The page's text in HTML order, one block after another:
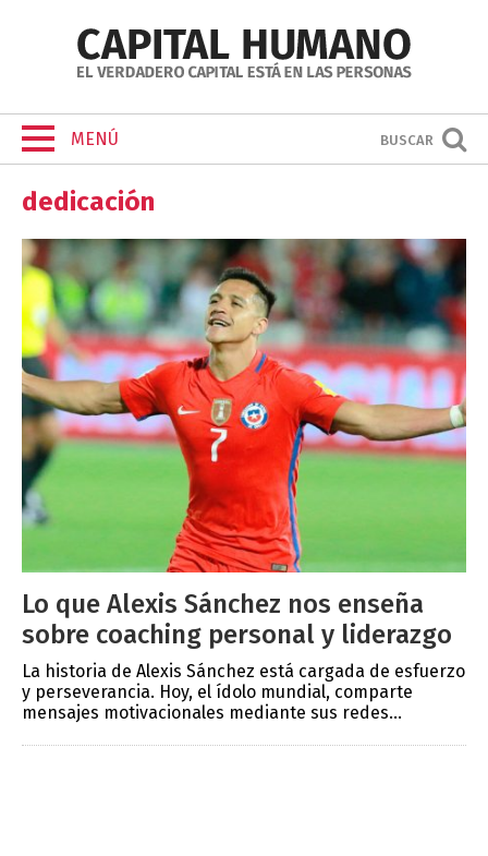
MENÚ BUSCAR
dedicación
Lo que Alexis Sánchez nos enseña
sobre coaching personal y liderazgo
La historia de Alexis Sánchez está cargada de esfuerzo
y perseverancia. Hoy, el ídolo mundial, comparte
mensajes motivacionales mediante sus redes...